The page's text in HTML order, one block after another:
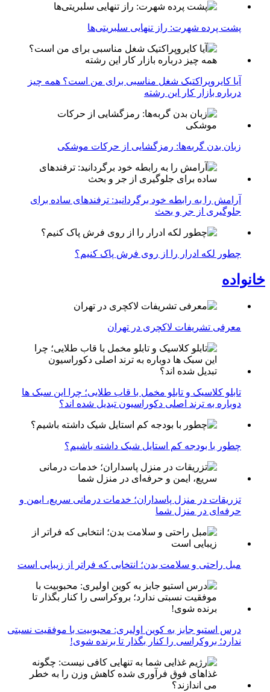
پشت پرده شهرت: راز تنهایی سلبریتی‌ها
آیا کایروپراکتیک شغل مناسبی برای من است؟ همه چیز
درباره بازار کار این رشته
زبان بدن گربه‌ها: رمزگشایی از حرکات موشکی
آرامش را به رابطه خود برگردانید: ترفندهای ساده برای
جلوگیری از جر و بحث
چطور لکه ادرار را از روی فرش پاک کنیم؟
خانواده
معرفی تشریفات لاکچری در تهران
تابلو کلاسیک و تابلو مخمل با قاب طلایی؛ چرا این سبک ها
دوباره به ترند اصلی دکوراسیون تبدیل شده اند؟
چطور با بودجه کم استایل شیک داشته باشیم؟
تزریقات در منزل پاسداران؛ خدمات درمانی سریع، ایمن و
حرفه‌ای در منزل شما
مبل راحتی و سلامت بدن؛ انتخابی که فراتر از زیبایی است
درس استیو جابز به کوین اولیری: محبوبیت با موفقیت نسبتی
ندارد؛ بروکراسی را کنار بگذار تا برنده شوی!